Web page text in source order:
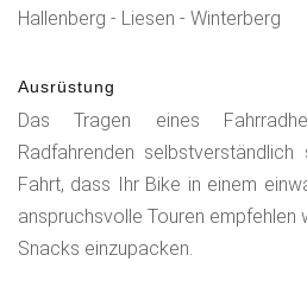
Hallenberg - Liesen - Winterberg
Ausrüstung
Das Tragen eines
Radfahrenden
Fahrt, dass Ihr Bike in einem
anspruchsvolle Touren empfehlen
Snacks einzupacken.